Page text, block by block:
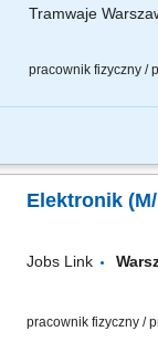
Tramwaje
pracownik fizyczny /
Będziesz
Elektronik
Jobs Link
pracownik fizyczny /